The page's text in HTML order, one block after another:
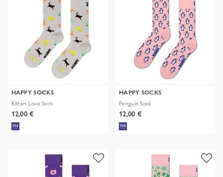
HAPPY SOCKS
Kitten Love Sock
12,00 €
HAPPY SOCKS
Penguin Sock
12,00 €